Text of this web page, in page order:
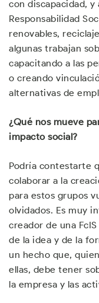
con discapacidad, y
Responsabilidad
renovables,
algunas trabajan
capacitando a las
o creando
alternativas de
¿Qué nos mueve
impacto social?
Podría contestarte
colaborar a la
para estos grupos
olvidados. Es muy
creador de una
de la idea y de la
un hecho que,
ellas, debe tener
la empresa y las